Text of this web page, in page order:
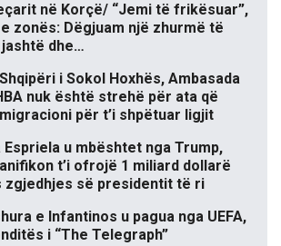
në Korçë/ “Jemi të frikësuar”,
zonës: Dëgjuam një zhurmë të
dhe…
i Sokol Hoxhës, Ambasada
nuk është strehë për ata që
për t’i shpëtuar ligjit
u mbështet nga Trump,
t’i ofrojë 1 miliard dollarë
zgjedhjes së presidentit të ri
e Infantinos u pagua nga UEFA,
i “The Telegraph”